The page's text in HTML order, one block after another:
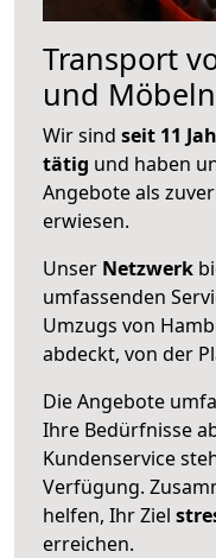
Transport
und
Wir sind seit 11
tätig und haben
Angebote als
erwiesen.
Unser Netzwerk
umfassenden
Umzugs von
abdeckt, von der
Die Angebote
Ihre Bedürfnisse
Kundenservice
Verfügung.
helfen, Ihr Ziel
erreichen.